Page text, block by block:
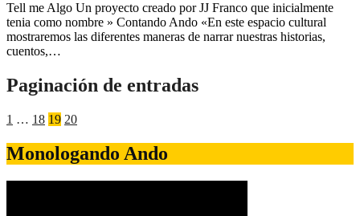
Tell me Algo Un proyecto creado por JJ Franco que inicialmente
tenia como nombre » Contando Ando «En este espacio cultural
mostraremos las diferentes maneras de narrar nuestras historias,
cuentos,…
Paginación de entradas
1 … 18 19 20
Monologando Ando